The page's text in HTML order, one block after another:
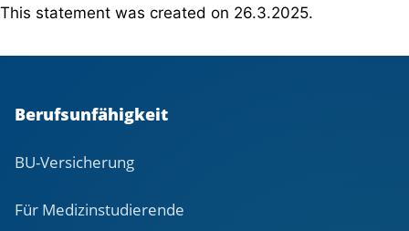
This statement was created on 26.3.2025.
Berufsunfähigkeit
BU-Versicherung
Für Medizinstudierende